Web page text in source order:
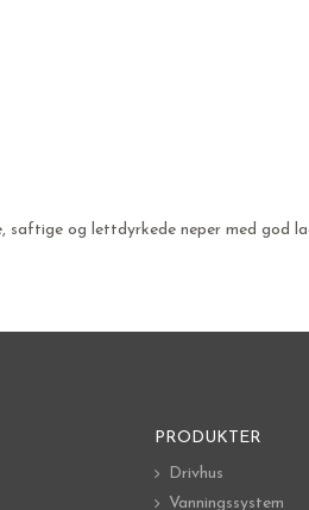
og lettdyrkede neper med god
PRODUKTER
Drivhus
Vanningssystem